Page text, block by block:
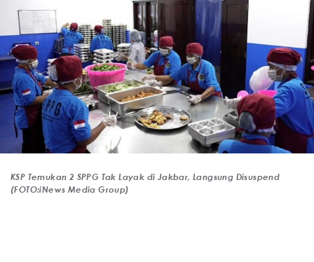
KSP Temukan 2 SPPG Tak Layak di Jakbar, Langsung Disuspend
(FOTO:iNews Media Group)